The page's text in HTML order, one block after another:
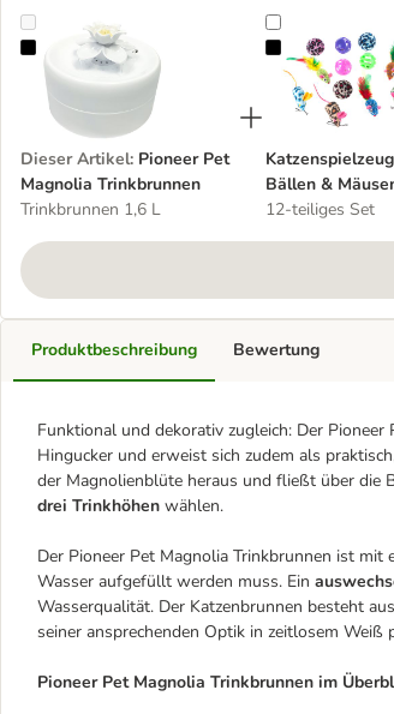
Pioneer Pet Magnolia Trinkbrunnen
Dieser Artikel: Pioneer Pet
Magnolia Trinkbrunnen
Trinkbrunnen 1,6 L
Bällen &
12-teiliges Set
Produktbeschreibung
Funktional und dekorativ zugleich: Der
Hingucker und erweist sich zudem als
der Magnolienblüte heraus und fließt über die
drei Trinkhöhen wählen.
Der Pioneer Pet Magnolia Trinkbrunnen ist mit
Wasser aufgefüllt werden muss. Ein
Wasserqualität. Der Katzenbrunnen besteht
seiner ansprechenden Optik in zeitlosem Weiß
Pioneer Pet Magnolia Trinkbrunnen im
Bewertung